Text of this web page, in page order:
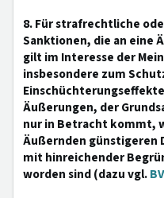
8. Für strafrechtliche
Sanktionen, die an eine
gilt im Interesse der
insbesondere zum
Äußerungen, der
nur in Betracht kommt,
Äußernden günstigeren
mit hinreichender
worden sind (dazu vgl.